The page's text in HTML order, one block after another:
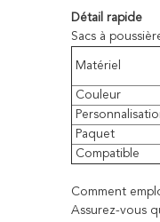
Détail rapide
Sacs à
Matériel
Couleur
Paquet
Compatible
Comment
Assurez-vous